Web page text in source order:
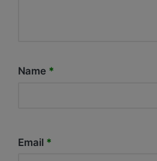
Name *
Email *